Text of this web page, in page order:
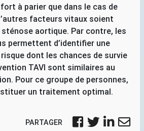
à parier que dans le cas de
facteurs vitaux soient
aortique. Par contre, les
permettent d’identifier une
dont les chances de survie
TAVI sont similaires au
Pour ce groupe de personnes,
un traitement optimal.
PARTAGER